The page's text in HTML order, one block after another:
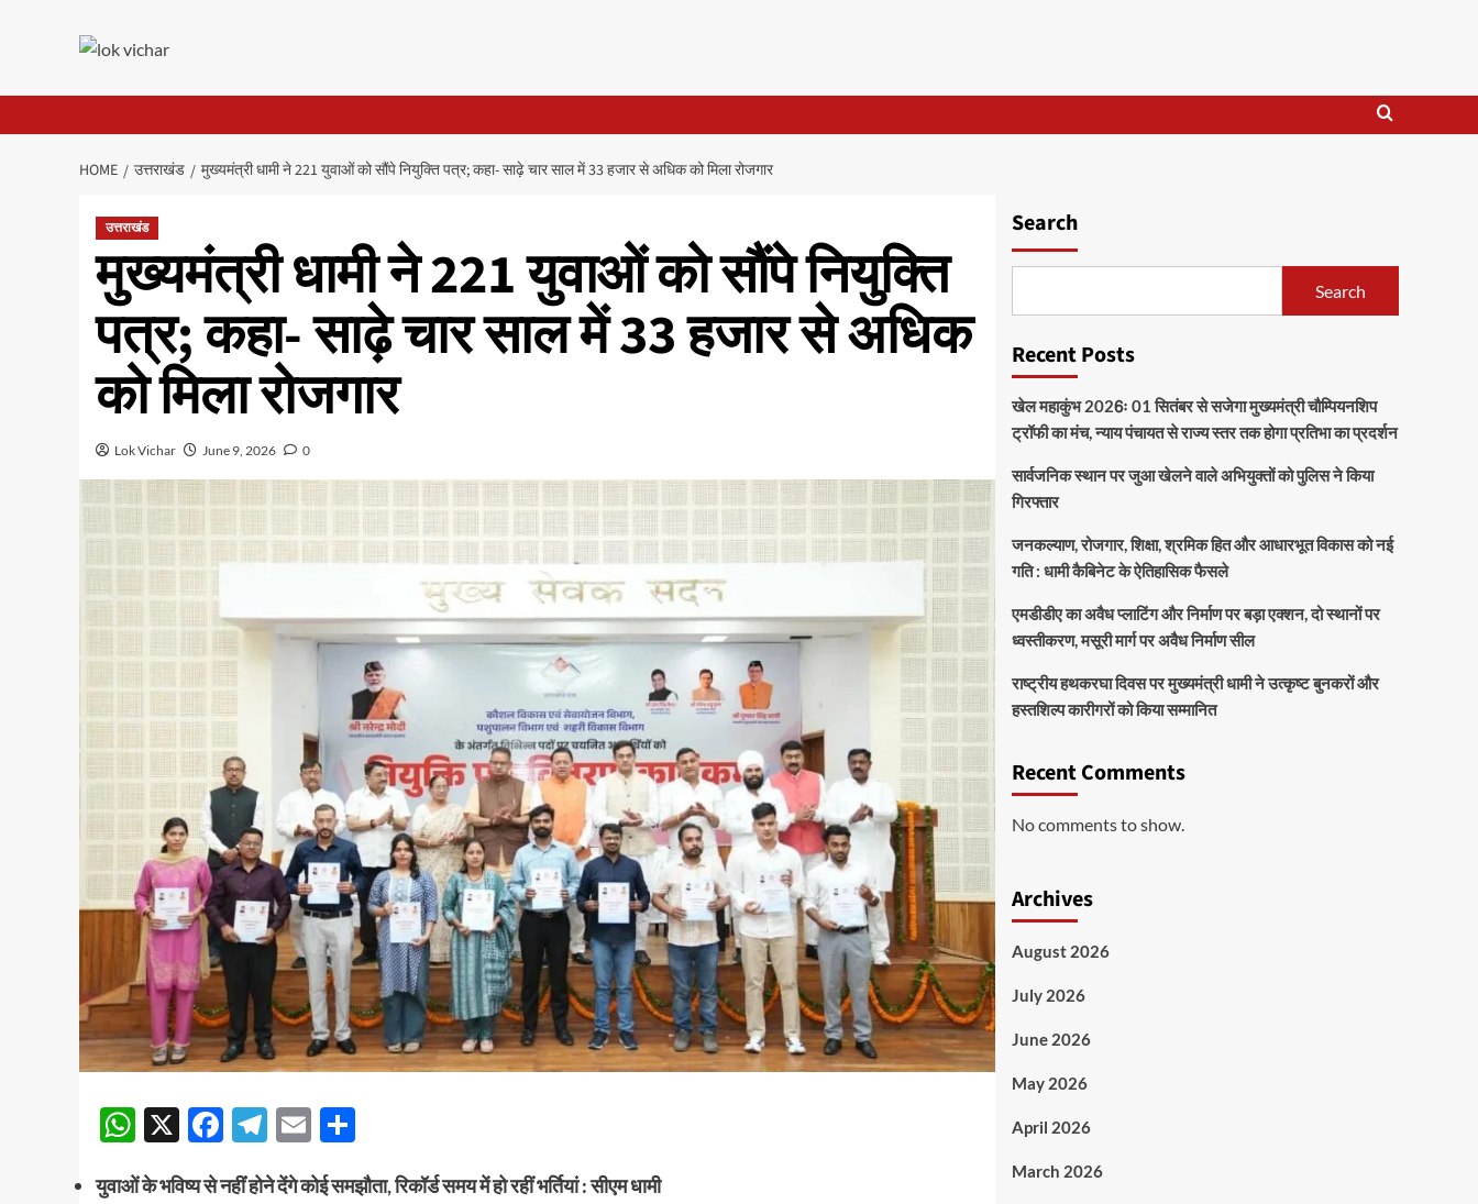
HOME उत्तराखंड मुख्यमंत्री धामी ने 221 युवाओं को सौंपे नियुक्ति पत्र; कहा- साढ़े चार साल में 33 हजार से अधिक को मिला रोजगार
उत्तराखंड
मुख्यमंत्री धामी ने 221 युवाओं को सौंपे नियुक्ति
पत्र; कहा- साढ़े चार साल में 33 हजार से अधिक
को मिला रोजगार
Lok Vichar June 9, 2026 0
WhatsApp
X Facebook
Telegram
Email
युवाओं के भविष्य से नहींं होने देंगे कोई समझौता, रिकॉर्ड समय में हो रहीं भर्तियां : सीएम धामी
Search
Search
Recent Posts
खेल महाकुंभ 2026ः 01 सितंबर से सजेगा मुख्यमंत्री चौम्पियनशिप
ट्रॉफी का मंच, न्याय पंचायत से राज्य स्तर तक होगा प्रतिभा का प्रदर्शन
सार्वजनिक स्थान पर जुआ खेलने वाले अभियुक्तों को पुलिस ने किया
गिरफ्तार
जनकल्याण, रोजगार, शिक्षा, श्रमिक हित और आधारभूत विकास को नई
गति : धामी कैबिनेट के ऐतिहासिक फैसले
एमडीडीए का अवैध प्लाटिंग और निर्माण पर बड़ा एक्शन, दो स्थानों पर
ध्वस्तीकरण, मसूरी मार्ग पर अवैध निर्माण सील
राष्ट्रीय हथकरघा दिवस पर मुख्यमंत्री धामी ने उत्कृष्ट बुनकरों और
हस्तशिल्प कारीगरों को किया सम्मानित
Recent Comments
No comments to show.
Archives
August 2026
July 2026
June 2026
May 2026
April 2026
March 2026